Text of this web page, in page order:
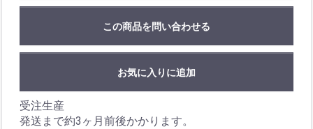
この商品を問い合わせる
お気に入りに追加
受注生産
発送まで約3ヶ月前後かかります。